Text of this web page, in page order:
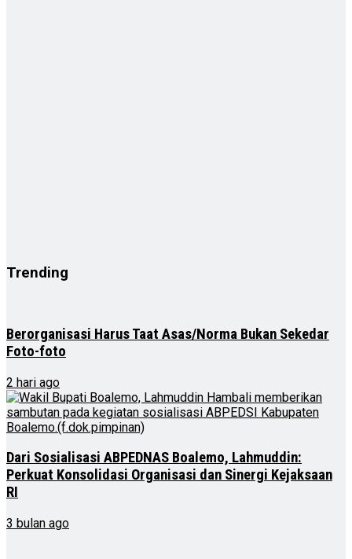
Trending
Berorganisasi Harus Taat Asas/Norma Bukan Sekedar
Foto-foto
2 hari ago
Dari Sosialisasi ABPEDNAS Boalemo, Lahmuddin:
Perkuat Konsolidasi Organisasi dan Sinergi Kejaksaan
RI
3 bulan ago